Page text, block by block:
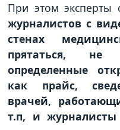
При этом эксперты
журналистов с
стенах
прятаться, не
определенные
как прайс,
врачей,
т.п, и